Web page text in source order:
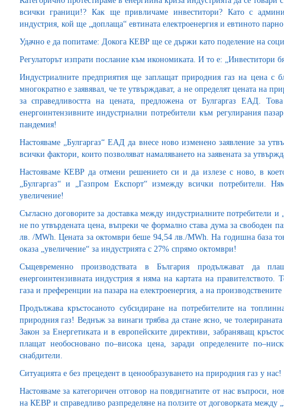
всички граници!? Как ще привличаме инвеститори? Като с
индустрия, кой ще „доплаща“ евтината електроенергия и евтиното
Удачно е да попитаме: Докога КЕВР ще се държи като поделение на
Регулаторът изпрати послание към икономиката. И то е: „Инвеститори
Индустриалните предприятия ще заплащат природния газ на цена с
многократно е заявявал, че те утвърждават, а не определят цената на
за справедливостта на цената, предложена от Булгаргаз ЕАД.
енергоинтензивните индустриални потребители към регулирания
пандемия!
Настояваме „Булгаргаз“ ЕАД да внесе ново изменено заявление за
всички фактори, които позволяват намаляването на заявената за
Настояваме КЕВР да отмени решението си и да излезе с ново, в
„Булгаргаз“ и „Газпром Експорт“ измежду всички потребители.
увеличение!
Съгласно договорите за доставка между индустриалните потребители
не по утвърдената цена, въпреки че формално става дума за свободен
лв. /MWh. Цената за октомври беше 94,54 лв./MWh. На годишна база
оказа „увеличение“ за индустрията с 27% спрямо октомври!
Същевременно производствата в България продължават да
енергоинтензивната индустрия я няма на картата на
газа и преференции на пазара на електроенергия, а на
Продължава кръстосаното субсидиране на потребителите на
природния газ! Веднъж за винаги трябва да стане ясно, че
Закон за Енергетиката и в европейските директиви, забраняващ
плащат необосновано по–висока цена, заради определените
снабдители.
Ситуацията е без прецедент в ценообразуването на природния газ у нас!
Настояваме за категоричен отговор на повдигнатите от нас въпроси,
на КЕВР и справедливо разпределяне на ползите от договорката между